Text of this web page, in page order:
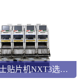
FUJI富士贴片机NXT3选M3 III还是M6三代机？看完这篇告别纠结！